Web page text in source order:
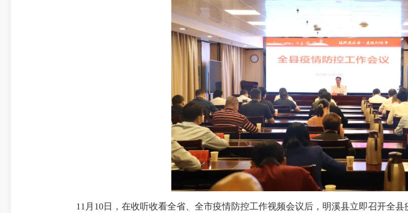
11月10日，在收听收看全省、全市疫情防控工作视频会议后，明溪县立即召开全县